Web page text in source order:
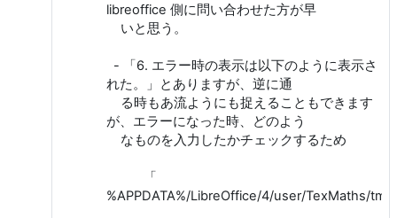
libreoffice 側に問い合わせた方が早
いと思う。
- 「6. エラー時の表示は以下のように表示さ
れた。」とありますが、逆に通
る時もあ流ようにも捉えることもできます
が、エラーになった時、どのよう
なものを入力したかチェックするため
「
%APPDATA%/LibreOffice/4/user/TexMaths/tmp